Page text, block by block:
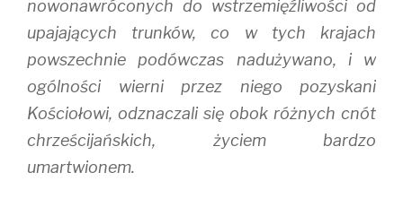
nowonawróconych do wstrzemięźliwości od
upajających trunków, co w tych krajach
powszechnie podówczas nadużywano, i w
ogólności wierni przez niego pozyskani
Kościołowi, odznaczali się obok różnych cnót
chrześcijańskich, życiem bardzo
umartwionem.